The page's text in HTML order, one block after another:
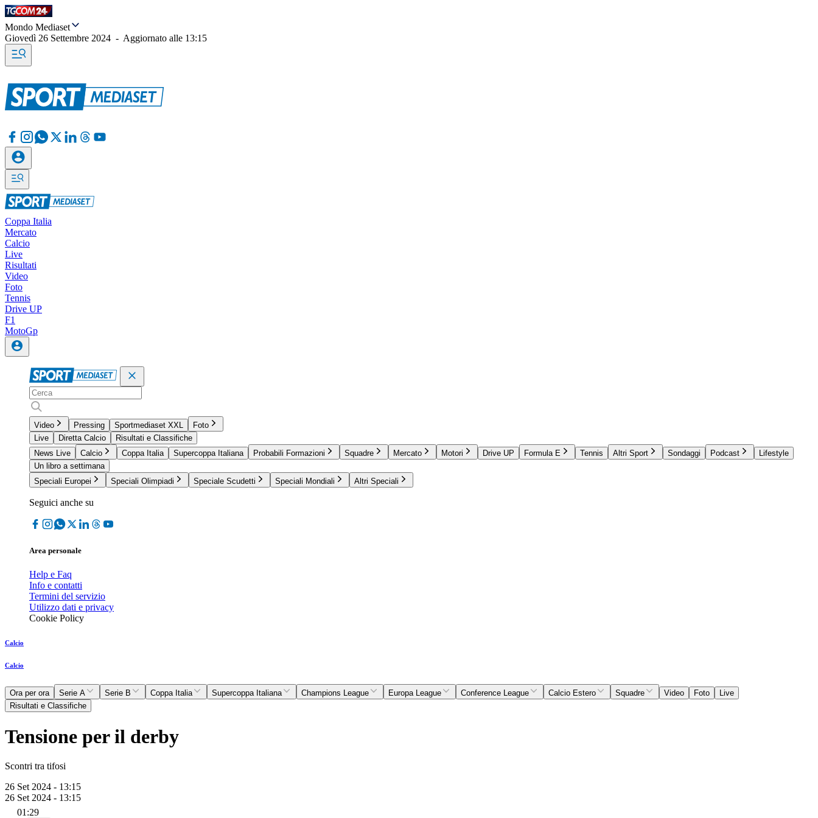
Mondo Mediaset
Giovedì 26 Settembre 2024 - Aggiornato alle 13:15
Coppa Italia
Mercato
Calcio
Live
Risultati
Video
Foto
Tennis
Drive UP
F1
MotoGp
Video Pressing Sportmediaset XXL
Foto
Live
Diretta Calcio
Risultati e Classifiche
News Live
Calcio Coppa Italia Supercoppa Italiana Probabili Formazioni Squadre Mercato Motori Drive UP Formula E Tennis Altri Sport Sondaggi Podcast
Lifestyle
Un libro a settimana
Speciali Europei
Speciali Olimpiadi Speciale Scudetti Speciali Mondiali Altri Speciali
Seguici anche su
Area personale
Help e Faq
Info e contatti
Termini del servizio
Utilizzo dati e privacy
Cookie Policy
Calcio
Calcio
Ora per ora Serie A Serie B Coppa Italia Supercoppa Italiana Champions League Europa League Conference League Calcio Estero Squadre Video Foto
Live
Risultati e Classifiche
Tensione per il derby
Scontri tra tifosi
26 Set 2024 - 13:15
26 Set 2024 - 13:15
01:29